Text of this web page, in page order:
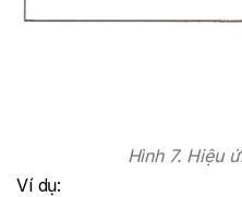
Hình 7. Hiệu
Ví dụ: